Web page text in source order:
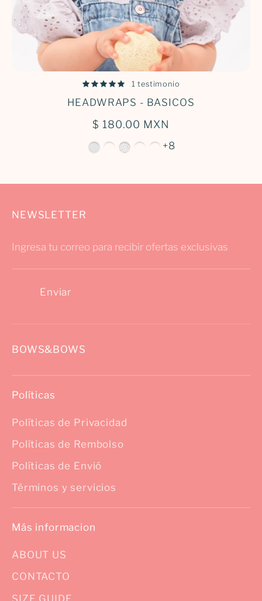
1 testimonio
HEADWRAPS - BASICOS
$ 180.00 MXN
+8
NEWSLETTER
Ingresa tu correo para recibir ofertas exclusivas
Enviar
BOWS&BOWS
Políticas
Políticas de Privacidad
Políticas de Rembolso
Políticas de Envió
Términos y servicios
Más informacion
ABOUT US
CONTACTO
SIZE GUIDE